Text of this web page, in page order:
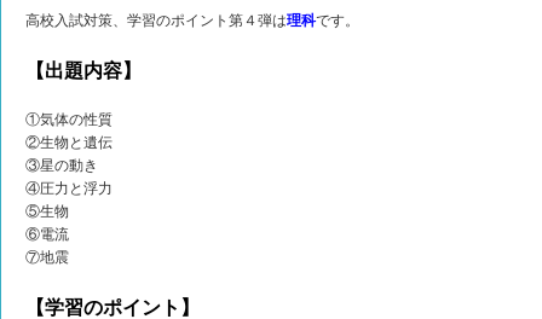
高校入試対策、学習のポイント第４弾は理科です。
【出題内容】
①気体の性質
②生物と遺伝
③星の動き
④圧力と浮力
⑤生物
⑥電流
⑦地震
【学習のポイント】